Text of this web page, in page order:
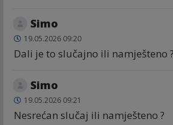
Simo
19.05.2026 09:20
Dali je to slučajno ili namješteno ?
Simo
19.05.2026 09:21
Nesrećan slučaj ili namješteno ?